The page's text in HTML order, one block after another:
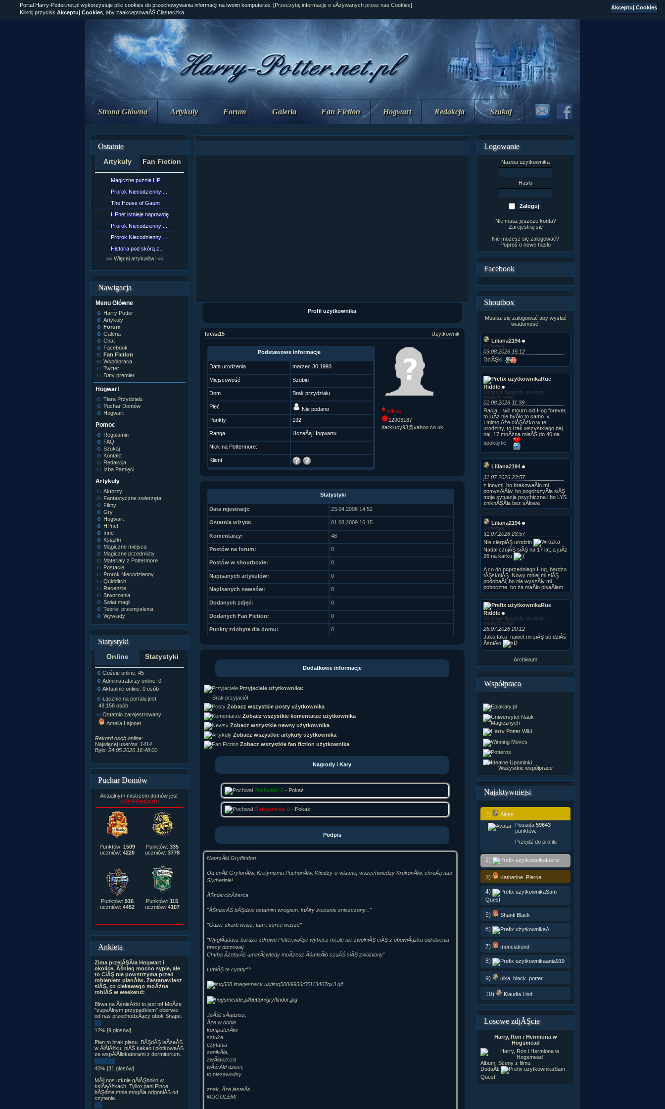
Strona Główna Artykuły Forum Galeria Fan Fiction Hogwart Redakcja Szukaj
Ostatnie
Artykuły Fan Fiction
Magiczne puzzle HP
Prorok Niecodzienny ...
The House of Gaunt
HPnet istnieje naprawdę
Prorok Niecodzienny ...
Prorok Niecodzienny ...
Historia pod skórą z...
>> Więcej artykułów! <<
Nawigacja
Menu Główne
Harry Potter
Artykuły
Forum
Galeria
Chat
Facebook
Fan Fiction
Współpraca
Twitter
Daty premier
Hogwart
Tiara Przydziału
Puchar Domów
Hogwart
Pomoc
Regulamin
FAQ
Szukaj
Kontakt
Redakcja
Izba Pamięci
Artykuły
Aktorzy
Fantastyczne zwierzęta
Filmy
Gry
Hogwart
HPnet
Inne
Książki
Magiczne miejsca
Magiczne przedmioty
Materiały z Pottermore
Postacie
Prorok Niecodzienny
Quidditch
Recenzje
Stworzenia
Świat magii
Teorie, przemyslenia
Wywiady
Statystyki
Online Statystyki
Goście online: 45
Administratorzy online: 0
Aktualnie online: 0 osób
Łącznie na portalu jest
48,158 osób
Ostatnio zarejestrowany:
Amelia Lajonet
Rekord osób online:
Najwięcej userów: 1414
Było: 24.05.2026 16:48:00
Napisanych artykułów:
Zdjęć w galerii:21,490
Tematów na forum:3,921
Postów na forum:319,637
Komentarzy do materiałów:
222,019
Rozdanych pochwał:3,327
Wlepionych ostrzeżeń:4,170
Puchar Domów
Aktualnym mistrzem domów jest
GRYFFINDOR!
Punktów: 1509
uczniów: 4220
Punktów: 335
uczniów: 3778
Punktów: 916
uczniów: 4452
Punktów: 115
uczniów: 4107
Ankieta
Zima przejĂŞÂła Hogwart i
okolice, Âśnieg mocno sypie, ale
to CiĂŞ nie powstrzyma przed
robieniem planĂłw. Zastanawiasz
siĂŞ, co ciekawego moÂżna
robiĂŚ w weekend:
Bitwa na ÂśnieÂżki to jest to! MoÂże
"zupeÂłnym przypadkiem" oberwie
od nas przechodzÂący obok Snape.
12% [9 głosów]
Plan to brak planu. BĂŞdĂŞ leÂżeĂŚ
w ÂłĂłÂżku, piĂŚ kakao i plotkowaĂŚ
ze wspĂłÂłlokatorami z dormitorium.
40% [31 głosów]
MĂłj nos utknie gÂłĂŞboko w
ksiÂąÂżkach. Tylko pani Pince
bĂŞdzie mnie mogÂła odgoniĂŚ od
czytania.
Portal Harry-Potter.net.pl wykorzystuje pliki cookies do przechowywania informacji na twoim komputerze. [Przeczytaj informacje o uÂżywanych przez nas Cookies].
Kliknij przycisk Akceptuj Cookies , aby zaakceptowaĂŚ Ciasteczka.
Profil użytkownika
lucaa15 Użytkownik
Podstawowe informacje
Data urodzenia marzec 30 1993
Miejscowość Szubin
Dom Brak przydziału
Płeć
Nie podano
Punkty
192
Ranga UczeĂą Hogwartu
Nick na Pottermore:
Klient
offline
12903187
darklucy93@yahoo.co.uk
Statystyki
Data rejestracji: 23.04.2008 14:52
Ostatnia wizyta: 01.08.2009 16:15
Komentarzy: 48
Postów na forum: 0
Postów w shoutboxie: 0
Napisanych artykułów: 0
Napisanych newsów: 0
Dodanych zdjęć: 0
Dodanych Fan Fiction: 0
Punkty zdobyte dla domu: 0
Dodatkowe informacje
Przyjaciele użytkownika:
Brak przyjaciół
Zobacz wszystkie posty użytkownika
Zobacz wszystkie komentarze użytkownika
Zobacz wszystkie newsy użytkownika
Zobacz wszystkie artykuły użytkownika
Zobacz wszystkie fan fiction użytkownika
Nagrody i Kary
Pochwały: 0- Pokaż
Ostrzeżenia: 0- Pokaż
Podpis
NaprzĂłd Gryffindor!
Od cnĂłt GryfonĂłw, Kretynizmu PuchonĂłw, Wiedzy-o-wlasnej-wszechwiedzy KrukonĂłw, chroĂą nas
Slytherinie!
ÂŚmiercioÂżerca
"ÂŚmierĂŚ bĂŞdzie ostatnim wrogiem, ktĂłry zostanie zniszczony..."
"Gdzie skarb wasz, tam i serce wasze"
"WyglÂądasz bardzo zdrowo Potter,wiĂŞc wybacz mi,ale nie zwolniĂŞ ciĂŞ z obowiÂązku odrobienia
pracy domowej.
Chyba ÂżebyÂś umarÂł,wtedy moÂżesz ÂśmiaÂło czuĂŚ siĂŞ zwolniony"
LubiĂŞ te cytaty^^
JeÂśli sÂądzisz,
Âże w dobie
komputerĂłw
sztuka
czytania
zanikÂła,
zwÂłaszcza
wÂśrĂłd dzieci,
to niezawodny
znak, Âże jesteÂś
MUGOLEM!
Logowanie
Nazwa użytkownika
Hasło
Nie masz jeszcze konta?
Zarejestruj się
Nie możesz się zalogować?
Poproś o nowe hasło
Facebook
Shoutbox
Musisz się zalogować aby wysłać
wiadomość.
Liliana2194
O choinka!
03.08.2026 15:12
DziĂŞki
Rue
Riddle
Do szopy hipogryfy, do szopy
wszyscy wraz!
01.08.2026 11:39
Racja, I will mourn old Hog forever,
to juÂż nie byÂło to samo :v
I mimo Âże ciĂŞÂżko w te
urodziny, to i tak wszystkiego naj
naj, 17 moÂżna mieĂŚ do 40 na
spokojnie
Liliana2194
O choinka!
31.07.2026 23:57
z innymi, bo brakowaÂło mi
pomysÂłĂłw, bo pogorszyÂła siĂŞ
moja sytuacja psychiczna i bo LYS
zniknĂŞÂła bez sÂłowa
Liliana2194
O choinka!
31.07.2026 23:57
Nie cierpiĂŞ urodzin
Nadal czujĂŞ siĂŞ na 17 lat, a juÂż
26 na karku
A co do poprzedniego Hog, bardzo
tĂŞskniĂŞ. Nowy mniej mi siĂŞ
podobaÂł, bo nie wyszÂły mi
poboczne, bo za maÂło pisaÂłam
Rue
Riddle
Do szopy hipogryfy, do szopy
wszyscy wraz!
26.07.2026 20:12
Jako tako, nawet mi siĂŞ sb dziÂś
ÂśniÂło
Archiwum
Współpraca
Wszystkie współprace
Najaktywniejsi
1)
Alette
Posiada 59643
punktów.
Przejdź do profilu
2) fuerte
3) Katherine_Pierce
4)
Sam
Quest
5) Shanti Black
6) A.
7) monciakund
8) ania919
9) ulka_black_potter
10) Klaudia Lind
Losowe zdjĂŞcie
Harry, Ron i Hermiona w
Hogsmead
Album: Sceny z filmu
DodaÂł:
Sam
Quest